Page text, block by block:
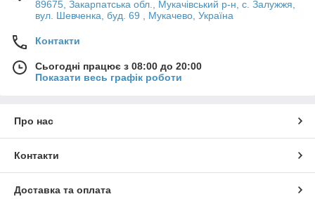
89675, Закарпатська обл., Мукачівський р-н, с. Залужжя,
вул. Шевченка, буд. 69 , Мукачево, Україна
Контакти
Сьогодні працює з 08:00 до 20:00
Показати весь графік роботи
Про нас
Контакти
Доставка та оплата